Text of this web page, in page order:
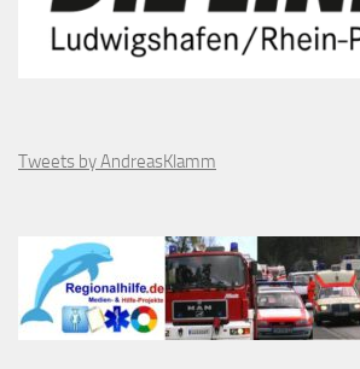
Tweets by AndreasKlamm